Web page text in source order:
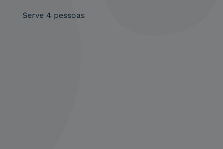
Serve 4 pessoas